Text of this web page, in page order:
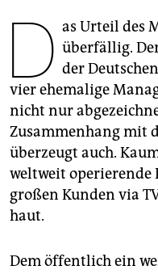
genossenschaft
epaper login
D as Urteil des
überfällig.
der
vier ehemalige
nicht nur
Zusammenhang mit
überzeugt auch.
weltweit operierende
großen Kunden via
haut.
Dem öffentlich ein